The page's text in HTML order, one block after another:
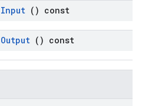
Input () const
Output () const